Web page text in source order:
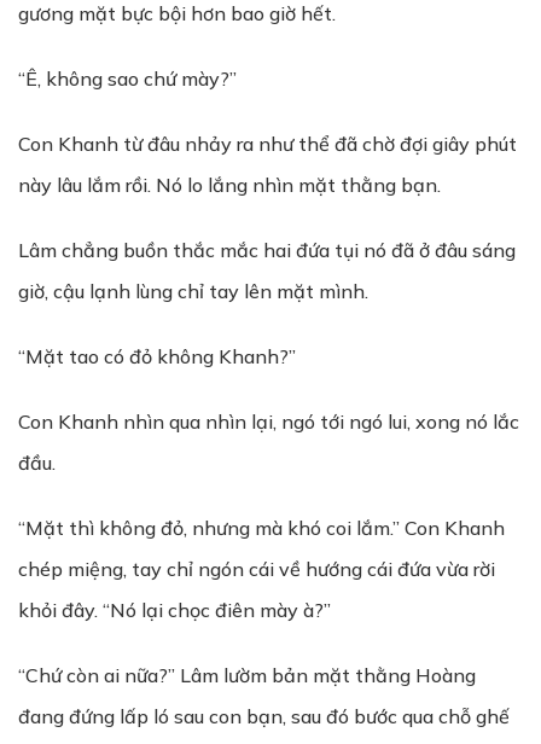
gương mặt bực bội hơn bao giờ hết.
“Ê, không sao chứ mày?”
Con Khanh từ đâu nhảy ra như thể đã chờ đợi giây phút
này lâu lắm rồi. Nó lo lắng nhìn mặt thằng bạn.
Lâm chẳng buồn thắc mắc hai đứa tụi nó đã ở đâu sáng
giờ, cậu lạnh lùng chỉ tay lên mặt mình.
“Mặt tao có đỏ không Khanh?”
Con Khanh nhìn qua nhìn lại, ngó tới ngó lui, xong nó lắc
đầu.
“Mặt thì không đỏ, nhưng mà khó coi lắm.” Con Khanh
chép miệng, tay chỉ ngón cái về hướng cái đứa vừa rời
khỏi đây. “Nó lại chọc điên mày à?”
“Chứ còn ai nữa?” Lâm lườm bản mặt thằng Hoàng
đang đứng lấp ló sau con bạn, sau đó bước qua chỗ ghế